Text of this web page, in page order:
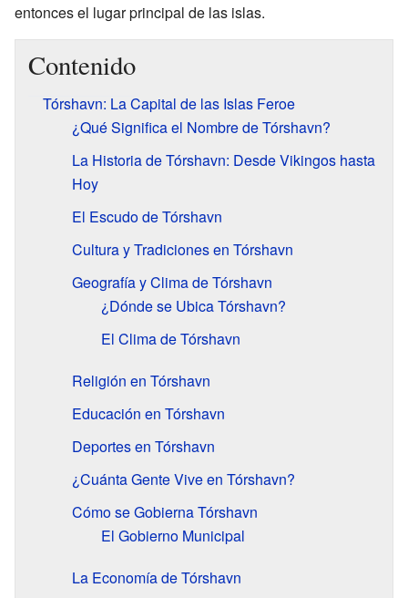
entonces el lugar principal de las islas.
Contenido
Tórshavn: La Capital de las Islas Feroe
¿Qué Significa el Nombre de Tórshavn?
La Historia de Tórshavn: Desde Vikingos hasta
Hoy
El Escudo de Tórshavn
Cultura y Tradiciones en Tórshavn
Geografía y Clima de Tórshavn
¿Dónde se Ubica Tórshavn?
El Clima de Tórshavn
Religión en Tórshavn
Educación en Tórshavn
Deportes en Tórshavn
¿Cuánta Gente Vive en Tórshavn?
Cómo se Gobierna Tórshavn
El Gobierno Municipal
La Economía de Tórshavn